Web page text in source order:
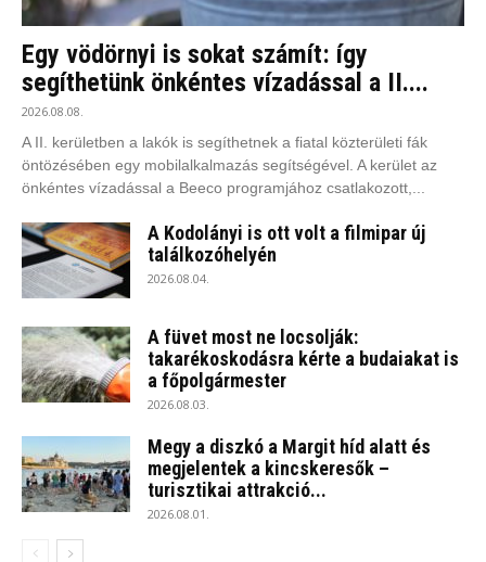
Egy vödörnyi is sokat számít: így
segíthetünk önkéntes vízadással a II....
2026.08.08.
A II. kerületben a lakók is segíthetnek a fiatal közterületi fák
öntözésében egy mobilalkalmazás segítségével. A kerület az
önkéntes vízadással a Beeco programjához csatlakozott,...
A Kodolányi is ott volt a filmipar új
találkozóhelyén
2026.08.04.
A füvet most ne locsolják:
takarékoskodásra kérte a budaiakat is
a főpolgármester
2026.08.03.
Megy a diszkó a Margit híd alatt és
megjelentek a kincskeresők –
turisztikai attrakció...
2026.08.01.